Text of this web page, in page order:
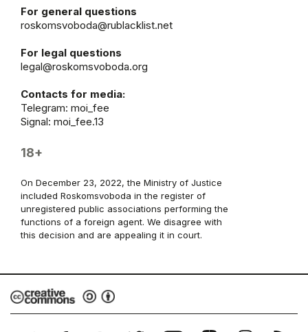
For general questions
roskomsvoboda@rublacklist.net
For legal questions
legal@roskomsvoboda.org
Contacts for media:
Telegram: moi_fee
Signal: moi_fee.13
18+
On December 23, 2022, the Ministry of Justice
included Roskomsvoboda in the register of
unregistered public associations performing the
functions of a foreign agent. We disagree with
this decision and are appealing it in court.